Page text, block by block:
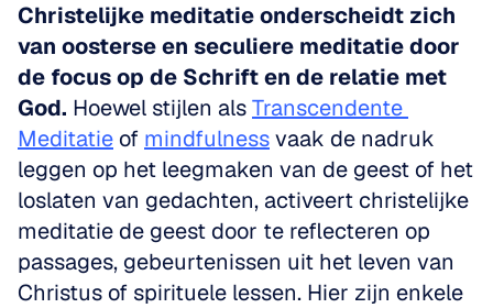
Christelijke meditatie onderscheidt zich
van oosterse en seculiere meditatie door
de focus op de Schrift en de relatie met
God. Hoewel stijlen als Transcendente
Meditatie of mindfulness vaak de nadruk
leggen op het leegmaken van de geest of het
loslaten van gedachten, activeert christelijke
meditatie de geest door te reflecteren op
passages, gebeurtenissen uit het leven van
Christus of spirituele lessen. Hier zijn enkele